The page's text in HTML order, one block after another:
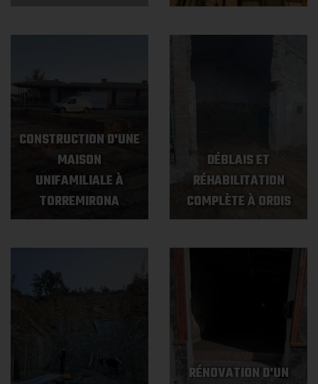
CONSTRUCTION D'UNE
MAISON
UNIFAMILIALE À
TORREMIRONA
DÉBLAIS ET
RÉHABILITATION
COMPLÈTE À ORDIS
RÉNOVATION D'UN